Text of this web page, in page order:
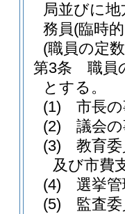
局並びに
務員(臨時
(職員の定
第3条
職員
とする。
(1)
市長
(2)
議会
(3)
教育
及び市費
(4)
選挙
(5)
監査